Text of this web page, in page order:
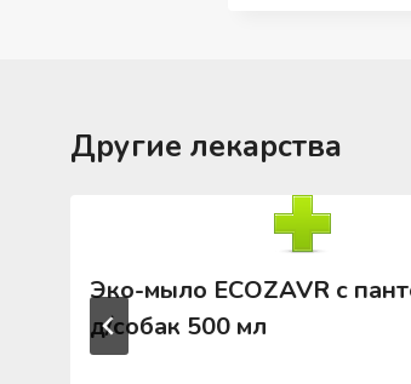
Другие лекарства
Эко-мыло ECOZAVR с
д/собак 500 мл